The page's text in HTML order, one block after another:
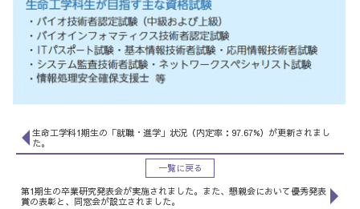
生命工学科1期生の「就職・進学」状況（内定率：97.67%）が更新されまし
た。
一覧に戻る
第1期生の卒業研究発表会が実施されました。また、懇親会において優秀発表
賞の表彰と、同窓会が設立されました。